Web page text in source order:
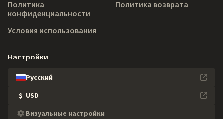
Политика
конфиденциальности
Политика возврата
Условия использования
Настройки
Русский
$ USD
Визуальные настройки